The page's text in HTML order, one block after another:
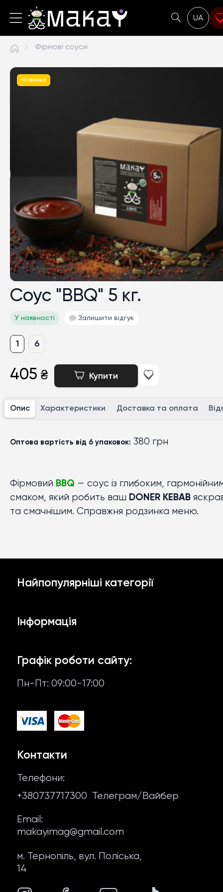
UA
Фірмові соуси
Новинка
Соус "BBQ" 5 кг.
У наявності Залишити відгук
1 6
405 ₴ Купити
Опис Характеристики Доставка та оплата
Оптова вартість від 6 упаковок: 380 грн
Фірмовий BBQ — соус із глибоким,
смаком, який робить ваш DONER KEBAB
та смачнішим. Справжня родзинка меню.
Графік роботи сайту:
Пн-Пт: 09:00-17:00
Найпопулярніші категорії
Аджика та кетчупи
Фірмові соуси
Мʼясо для шаурми
Фалафель
Супутні продукти
Соуси для шаурми
Інформація
Контакти
Договір оферти
Політика конфіденційності
Про нас
Контакти
Телефони:
+380737717300 Телеграм/Вайбер
Email:
makayimag@gmail.com
м. Тернопіль, вул. Поліська,
14